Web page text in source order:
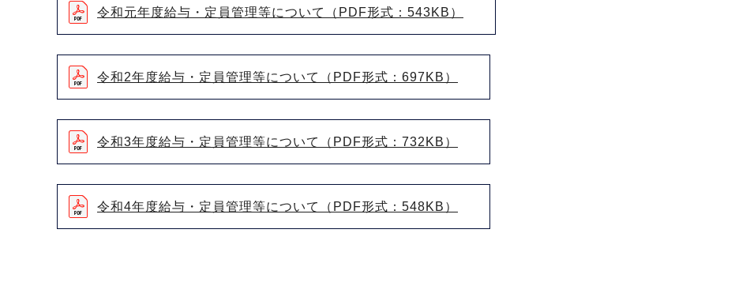
令和元年度給与・定員管理等について（PDF形式：543KB）
令和2年度給与・定員管理等について（PDF形式：697KB）
令和3年度給与・定員管理等について（PDF形式：732KB）
令和4年度給与・定員管理等について（PDF形式：548KB）